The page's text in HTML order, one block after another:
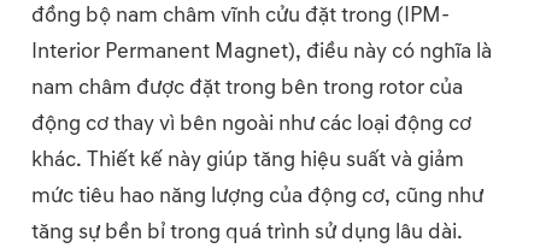
đồng bộ nam châm vĩnh cửu đặt trong (IPM-
Interior Permanent Magnet), điều này có nghĩa là
nam châm được đặt trong bên trong rotor của
động cơ thay vì bên ngoài như các loại động cơ
khác. Thiết kế này giúp tăng hiệu suất và giảm
mức tiêu hao năng lượng của động cơ, cũng như
tăng sự bền bỉ trong quá trình sử dụng lâu dài.